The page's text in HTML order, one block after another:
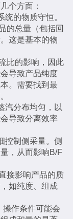
个方面：
的物质守恒。
的总量（包括回
这是基本的物
比的影响，因此
导致产品纯度
。需要找到最
汽分布均匀，以
导致分离效率
控制侧采量。侧
，从而影响B/F
接影响产品的质
如纯度、组成
操作条件可能会